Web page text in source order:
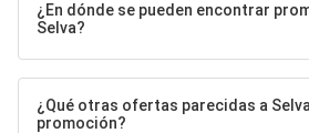
¿En dónde se pueden encontrar
Selva?
¿Qué otras ofertas parecidas a
promoción?